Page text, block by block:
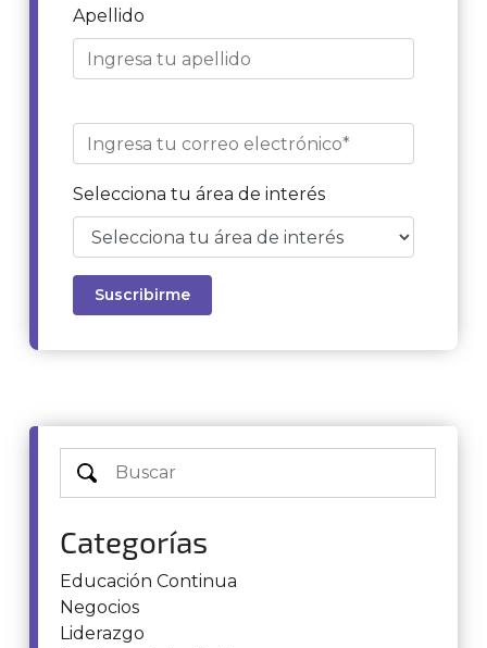
Categorías
Educación Continua
Negocios
Liderazgo
Apellido
Selecciona tu área de interés